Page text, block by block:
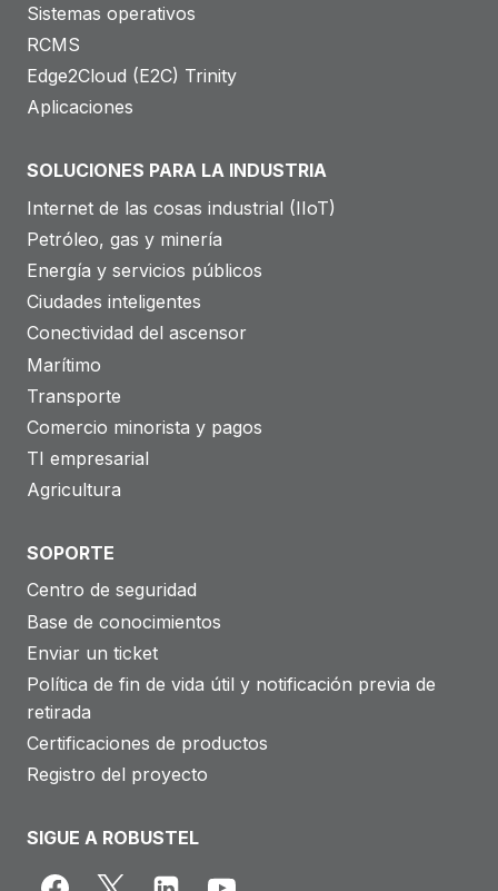
Sistemas operativos
RCMS
Edge2Cloud (E2C) Trinity
Aplicaciones
SOLUCIONES PARA LA INDUSTRIA
Internet de las cosas industrial (IIoT)
Petróleo, gas y minería
Energía y servicios públicos
Ciudades inteligentes
Conectividad del ascensor
Marítimo
Transporte
Comercio minorista y pagos
TI empresarial
Agricultura
SOPORTE
Centro de seguridad
Base de conocimientos
Enviar un ticket
Política de fin de vida útil y notificación previa de
retirada
Certificaciones de productos
Registro del proyecto
SIGUE A ROBUSTEL